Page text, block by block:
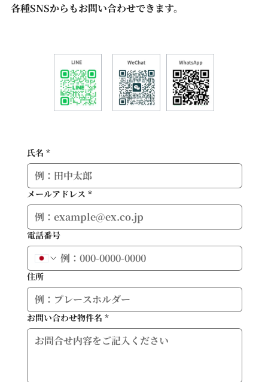
各種SNSからもお問い合わせできます。
氏名 *
メールアドレス *
電話番号
住所
お問い合わせ物件名 *